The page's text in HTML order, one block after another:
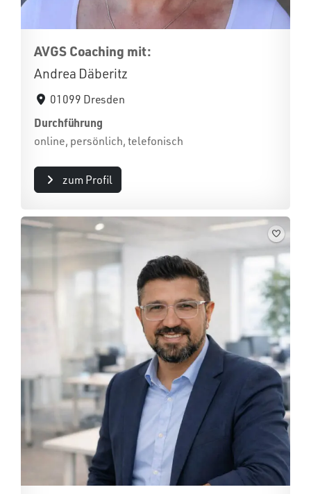
AVGS Coaching mit:
Andrea Däberitz
01099 Dresden
Durchführung
online, persönlich, telefonisch
zum Profil